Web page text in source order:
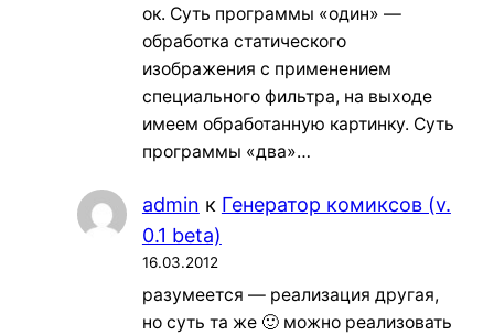
ок. Суть программы «один» —
обработка статического
изображения с применением
специального фильтра, на выходе
имеем обработанную картинку. Суть
программы «два»…
admin к Генератор комиксов (v.
0.1 beta)
16.03.2012
разумеется — реализация другая,
но суть та же 🙂 можно реализовать